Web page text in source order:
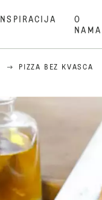
INSPIRACIJA
O
NAMA
PIZZA BEZ KVASCA